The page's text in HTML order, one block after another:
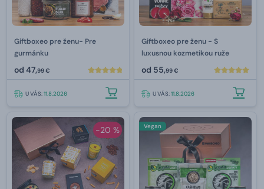
Giftboxeo pre ženu- Pre
gurmánku
od 47,99 €
U VÁS:11.8.2026
Giftboxeo pre ženu - S
luxusnou kozmetikou ruže
od 55,99 €
U VÁS:11.8.2026
-20 % Vegan